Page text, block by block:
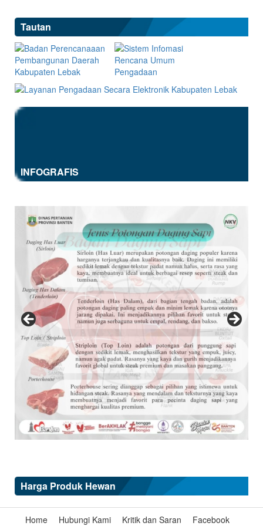
Tautan
INFOGRAFIS
Harga Produk Hewan
Home Hubungi Kami Kritik dan Saran
Facebook